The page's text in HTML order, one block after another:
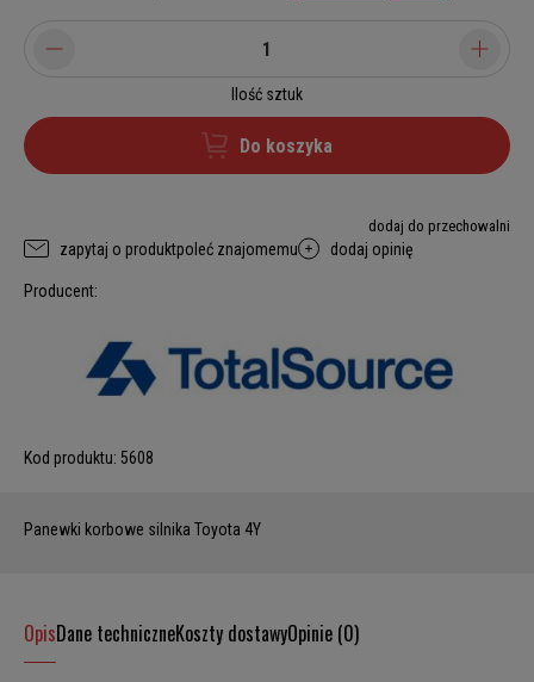
Ilość sztuk
Do koszyka
dodaj do przechowalni
zapytaj o produktpoleć znajomemu dodaj opinię
Producent:
Kod produktu: 5608
Panewki korbowe silnika Toyota 4Y
OpisDane techniczneKoszty dostawyOpinie (0)